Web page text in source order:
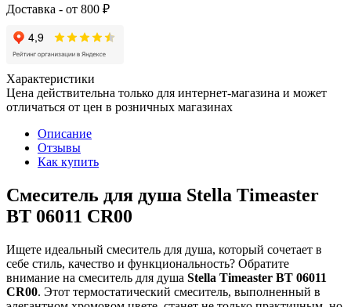
Доставка - от 800 ₽
Характеристики
Цена действительна только для интернет-магазина и может
отличаться от цен в розничных магазинах
Описание
Отзывы
Как купить
Смеситель для душа Stella Timeaster
BT 06011 CR00
Ищете идеальный смеситель для душа, который сочетает в
себе стиль, качество и функциональность? Обратите
внимание на смеситель для душа Stella Timeaster BT 06011
CR00. Этот термостатический смеситель, выполненный в